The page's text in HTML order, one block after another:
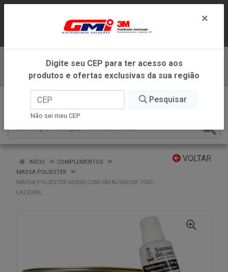
ATENDIMENTO DENTRO DO ESTADO DE
MINAS GERAIS.
Baixe já nosso APP
VOLTAR
INÍCIO
COMPLEMENTOS
MASSA POLIESTER
MASSA POLIÉSTER M3500 COM CATALISADOR 750G -
LAZZURIL
×
Digite seu CEP para ter acesso aos
produtos e ofertas exclusivas da sua região
Pesquisar
Não sei meu CEP